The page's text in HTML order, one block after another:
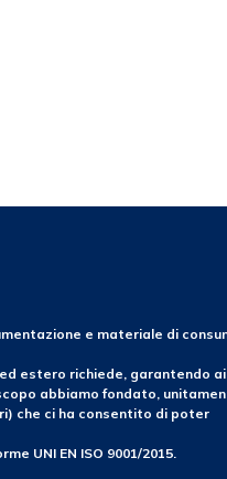
e materiale di
estero richiede, garantendo
abbiamo fondato,
che ci ha consentito di poter
UNI EN ISO 9001/2015.